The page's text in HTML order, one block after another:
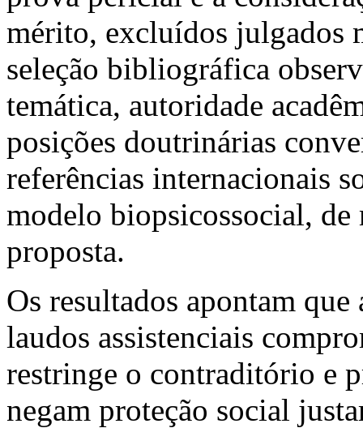
mérito, excluídos julgados
seleção bibliográfica
temática, autoridade
posições doutrinárias
referências internacionais
modelo biopsicossocial, de
proposta.
Os resultados apontam que
laudos assistenciais
restringe o contraditório e
negam proteção social